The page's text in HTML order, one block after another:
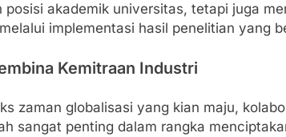
posisi akademik universitas, tetapi juga
implementasi hasil penelitian yang
Kemitraan Industri
zaman globalisasi yang kian maju,
sangat penting dalam rangka